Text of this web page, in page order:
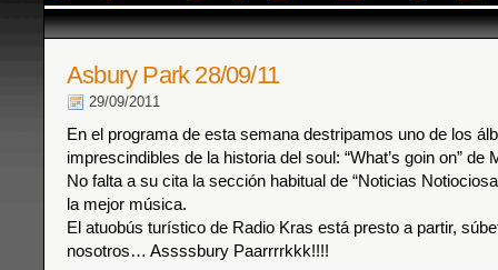
Asbury Park 28/09/11
29/09/2011
En el programa de esta semana destripamos uno de los
imprescindibles de la historia del soul: “What’s goin on” de
No falta a su cita la sección habitual de “Noticias
la mejor música.
El atuobús turístico de Radio Kras está presto a partir,
nosotros… Assssbury Paarrrrkkk!!!!